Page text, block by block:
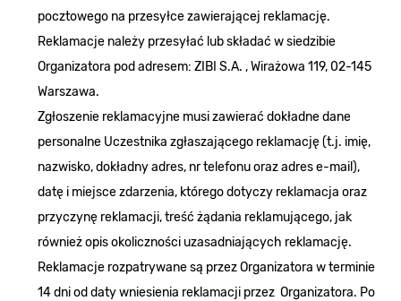
pocztowego na przesyłce zawierającej reklamację.
Reklamacje należy przesyłać lub składać w siedzibie
Organizatora pod adresem: ZIBI S.A. , Wirażowa 119, 02-145
Warszawa.
Zgłoszenie reklamacyjne musi zawierać dokładne dane
personalne Uczestnika zgłaszającego reklamację (t.j. imię,
nazwisko, dokładny adres, nr telefonu oraz adres e-mail),
datę i miejsce zdarzenia, którego dotyczy reklamacja oraz
przyczynę reklamacji, treść żądania reklamującego, jak
również opis okoliczności uzasadniających reklamację.
Reklamacje rozpatrywane są przez Organizatora w terminie
14 dni od daty wniesienia reklamacji przez Organizatora. Po